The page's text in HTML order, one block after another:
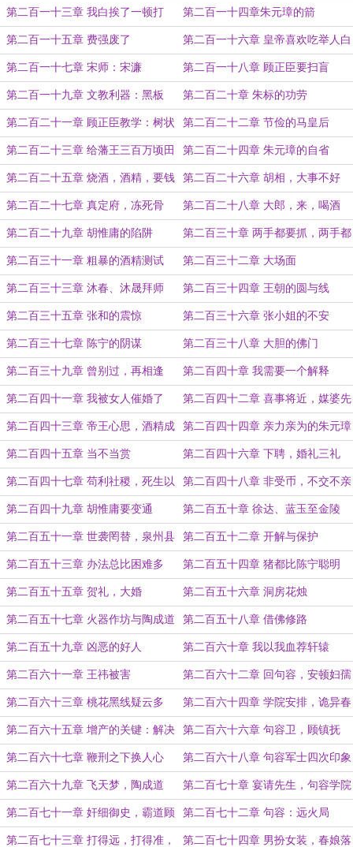
证
第二百一十三章 我白挨了一顿打 第二百一十四章朱元璋的箭
第二百一十五章 费强废了 第二百一十六章 皇帝喜欢吃举人白
糖
第二百一十七章 宋师：宋濂 第二百一十八章 顾正臣要扫盲
第二百一十九章 文教利器：黑板 第二百二十章 朱标的功劳
第二百二十一章 顾正臣教学：树状
图
第二百二十二章 节俭的马皇后
第二百二十三章 给藩王三百万顷田 第二百二十四章 朱元璋的自省
第二百二十五章 烧酒，酒精，要钱 第二百二十六章 胡相，大事不好
第二百二十七章 真定府，冻死骨 第二百二十八章 大郎，来，喝酒
第二百二十九章 胡惟庸的陷阱 第二百三十章 两手都要抓，两手都
要硬
第二百三十一章 粗暴的酒精测试 第二百三十二章 大场面
第二百三十三章 沐春、沐晟拜师 第二百三十四章 王朝的圆与线
第二百三十五章 张和的震惊 第二百三十六章 张小姐的不安
第二百三十七章 陈宁的阴谋 第二百三十八章 大胆的佛门
第二百三十九章 曾别过，再相逢 第二百四十章 我需要一个解释
第二百四十一章 我被女人催婚了 第二百四十二章 喜事将近，媒婆先
行
第二百四十三章 帝王心思，酒精成 第二百四十四章 亲力亲为的朱元璋
第二百四十五章 当不当赏 第二百四十六章 下聘，婚礼三礼
第二百四十七章 苟利社稷，死生以
之
第二百四十八章 非受币，不交不亲
第二百四十九章 胡惟庸要变通 第二百五十章 徐达、蓝玉至金陵
第二百五十一章 世袭罔替，泉州县
男
第二百五十二章 开解与保护
第二百五十三章 办法总比困难多 第二百五十四章 猪都比陈宁聪明
第二百五十五章 贺礼，大婚 第二百五十六章 洞房花烛
第二百五十七章 火器作坊与陶成道 第二百五十八章 借佛修路
第二百五十九章 凶恶的好人 第二百六十章 我以我血荐轩辕
第二百六十一章 王祎被害 第二百六十二章 回句容，安顿妇孺
第二百六十三章 桃花黑线疑云多 第二百六十四章 学院安排，诡异春
娘
第二百六十五章 增产的关键：解决
肥料
第二百六十六章 句容卫，顾镇抚
第二百六十七章 鞭刑之下换人心 第二百六十八章 句容军士四次印象
转变
第二百六十九章 飞天梦，陶成道 第二百七十章 宴请先生，句容学院
第二百七十一章 奸细御史，霸道顾
正臣
第二百七十二章 句容：远火局
第二百七十三章 打得远，打得准， 第二百七十四章 男扮女装，春娘落